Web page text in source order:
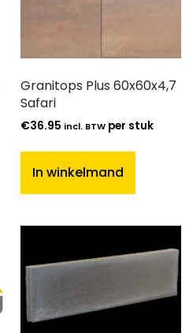
Granitops Plus 60x60x4,7
Safari
€36.95 incl. BTW per stuk
In winkelmand